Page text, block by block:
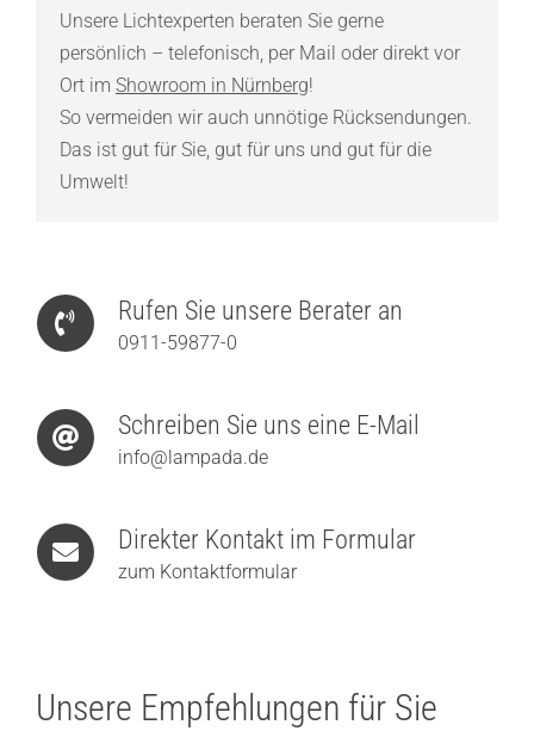
Unsere Lichtexperten beraten Sie gerne
persönlich – telefonisch, per Mail oder direkt vor
Ort im Showroom in Nürnberg!
So vermeiden wir auch unnötige Rücksendungen.
Das ist gut für Sie, gut für uns und gut für die
Umwelt!
Rufen Sie unsere Berater an
0911-59877-0
Schreiben Sie uns eine E-Mail
info@lampada.de
Direkter Kontakt im Formular
zum Kontaktformular
Unsere Empfehlungen für Sie